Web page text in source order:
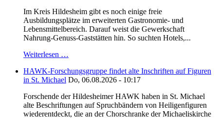
Im Kreis Hildesheim gibt es noch einige freie
Ausbildungsplätze im erweiterten Gastronomie- und
Lebensmittelbereich. Darauf weist die Gewerkschaft
Nahrung-Genuss-Gaststätten hin. So suchten Hotels,...
Weiterlesen …
HAWK-Forschungsgruppe findet alte Inschriften auf Figuren
in St. Michael Do, 06.08.2026 - 10:17
Forschende der Hildesheimer HAWK haben in St. Michael
alte Beschriftungen auf Spruchbändern von Heiligenfiguren
wiederentdeckt, die an der Chorschranke der Michaeliskirche